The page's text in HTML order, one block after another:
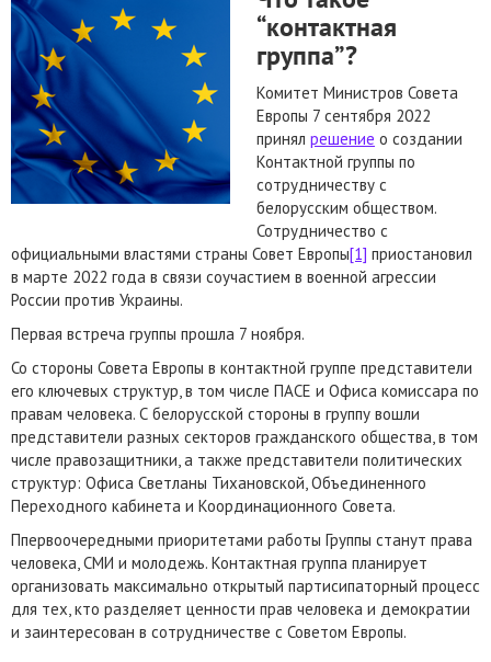
“контактная
группа”?
Комитет Министров Совета
Европы 7 сентября 2022
принял решение о создании
Контактной группы по
сотрудничеству с
белорусским обществом.
Сотрудничество с
официальными властями страны Совет Европы[1] приостановил
в марте 2022 года в связи соучастием в военной агрессии
России против Украины.
Первая встреча группы прошла 7 ноября.
Со стороны Совета Европы в контактной группе представители
его ключевых структур, в том числе ПАСЕ и Офиса комиссара по
правам человека. С белорусской стороны в группу вошли
представители разных секторов гражданского общества, в том
числе правозащитники, а также представители политических
структур: Офиса Светланы Тихановской, Объединенного
Переходного кабинета и Координационного Совета.
Ппервоочередными приоритетами работы Группы станут права
человека, СМИ и молодежь. Контактная группа планирует
организовать максимально открытый партисипаторный процесс
для тех, кто разделяет ценности прав человека и демократии
и заинтересован в сотрудничестве с Советом Европы.